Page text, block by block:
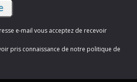
e-mail vous acceptez de recevoir
pris connaissance de notre politique de